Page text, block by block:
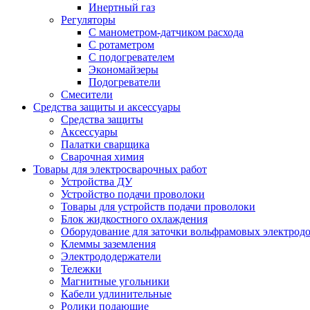
Инертный газ
Регуляторы
С манометром-датчиком расхода
С ротаметром
С подогревателем
Экономайзеры
Подогреватели
Смесители
Средства защиты и аксессуары
Средства защиты
Аксессуары
Палатки сварщика
Сварочная химия
Товары для электросварочных работ
Устройства ДУ
Устройство подачи проволоки
Товары для устройств подачи проволоки
Блок жидкостного охлаждения
Оборудование для заточки вольфрамовых
Клеммы заземления
Электрододержатели
Тележки
Магнитные угольники
Кабели удлинительные
Ролики подающие